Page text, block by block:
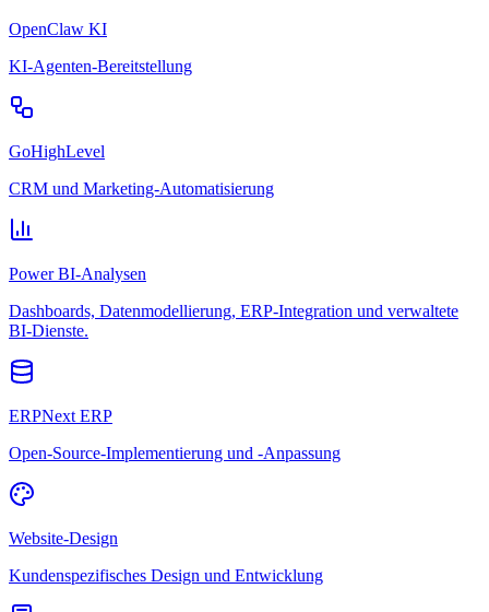
OpenClaw KI
KI-Agenten-Bereitstellung
GoHighLevel
CRM und Marketing-Automatisierung
Power BI-Analysen
Dashboards, Datenmodellierung, ERP-Integration und verwaltete
BI-Dienste.
ERPNext ERP
Open-Source-Implementierung und -Anpassung
Website-Design
Kundenspezifisches Design und Entwicklung